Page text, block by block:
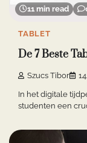
11 min read
TABLET
De 7 Beste
Szucs Tibor
In het digitale
studenten een